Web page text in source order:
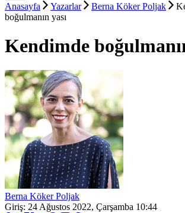
Anasayfa Yazarlar Berna Köker Poljak
boğulmanın yası
Kendimde
Berna Köker Poljak
Giriş: 24 Ağustos 2022, Çarşamba 10:44